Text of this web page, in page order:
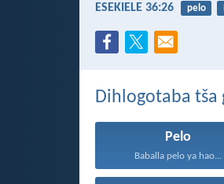
ESEKIELE 36:26 pelo
Dihlogotaba tša
Pelo
Baballa pelo ya hao...